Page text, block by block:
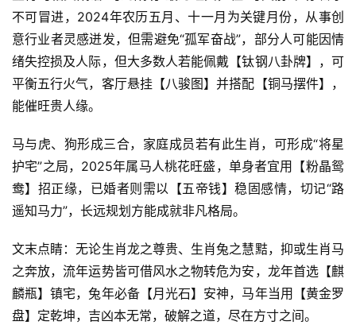
不可冒进，2024年农历五月、十一月为关键月份，从事创
意行业者灵感迸发，但需避免“孤军奋战”，部分人可能因情
绪失控损及人际，但大多数人若能佩戴【钛钢八卦牌】，可
平衡五行火气，客厅悬挂【八骏图】并搭配【铜马摆件】，
能催旺贵人缘。
马与虎、狗形成三合，家庭成员若有此生肖，可形成“将星
护宅”之局，2025年属马人桃花旺盛，单身者宜用【粉晶鸳
鸯】招正缘，已婚者则需以【五帝钱】稳固感情，切记“路
遥知马力”，长远规划方能成就非凡格局。
文末点睛：无论生肖龙之尊贵、生肖兔之慧黠，抑或生肖马
之奔放，流年运势皆可借风水之物转危为安，龙年首选【麒
麟瓶】镇宅，兔年必备【月光石】安神，马年当用【黄金罗
盘】定乾坤，吉凶本无常，破解之道，尽在方寸之间。